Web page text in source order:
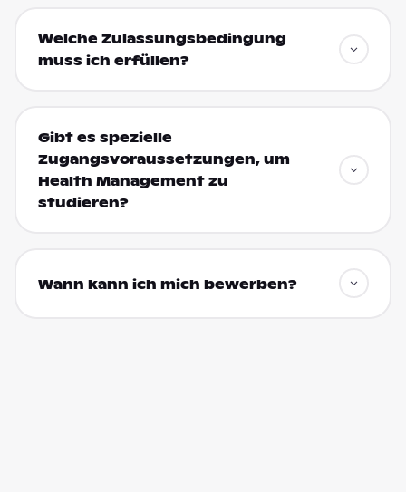
Welche Zulassungsbedingung
muss ich erfüllen?
Gibt es spezielle
Zugangsvoraussetzungen, um
Health Management zu
studieren?
Wann kann ich mich bewerben?